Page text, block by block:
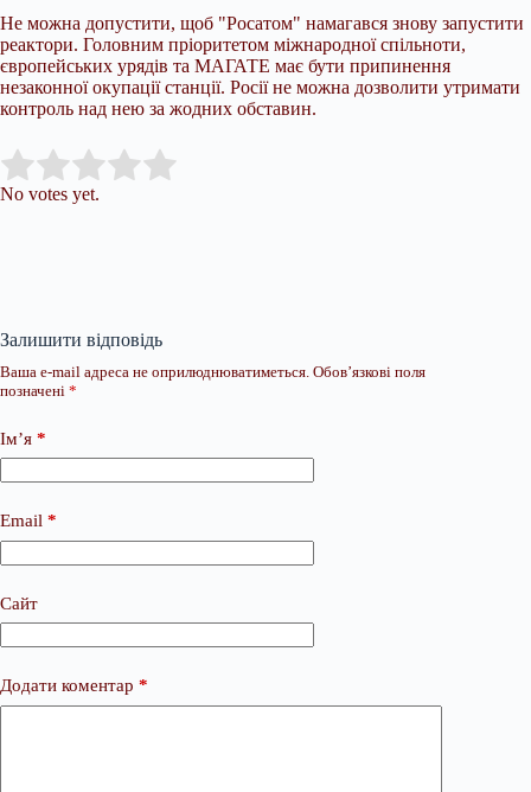
Не можна допустити, щоб "Росатом" намагався знову запустити
реактори. Головним пріоритетом міжнародної спільноти,
європейських урядів та МАГАТЕ має бути припинення
незаконної окупації станції. Росії не можна дозволити утримати
контроль над нею за жодних обставин.
Rate this item:
No votes yet.
Залишити відповідь
Ваша e-mail адреса не оприлюднюватиметься. Обов’язкові поля
позначені *
Ім’я *
Email *
Сайт
Додати коментар *